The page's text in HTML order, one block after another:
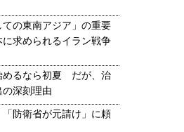
ての東南アジア」の重要
求められるイラン戦争
めるなら初夏 だが、治
深刻理由
防衛省が元請け」に頼